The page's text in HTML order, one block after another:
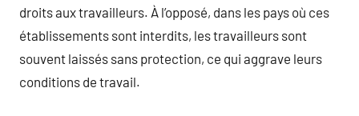
droits aux travailleurs. À l’opposé, dans les pays où ces
établissements sont interdits, les travailleurs sont
souvent laissés sans protection, ce qui aggrave leurs
conditions de travail.